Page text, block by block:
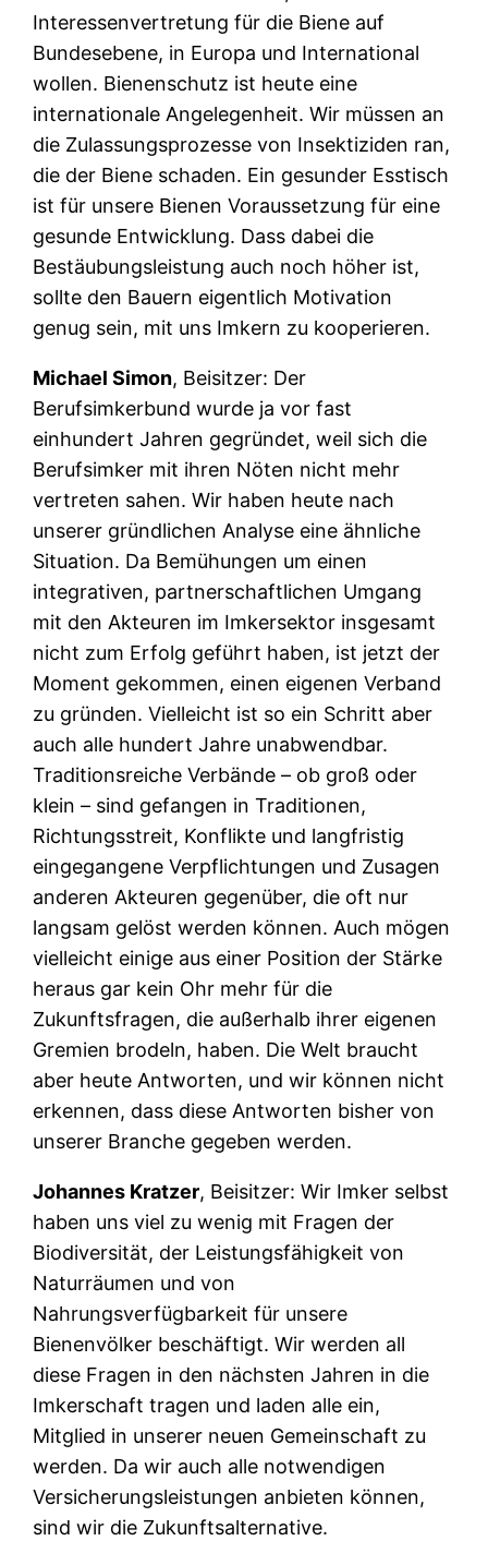
Interessenvertretung für die Biene auf
Bundesebene, in Europa und International
wollen. Bienenschutz ist heute eine
internationale Angelegenheit. Wir müssen an
die Zulassungsprozesse von Insektiziden ran,
die der Biene schaden. Ein gesunder Esstisch
ist für unsere Bienen Voraussetzung für eine
gesunde Entwicklung. Dass dabei die
Bestäubungsleistung auch noch höher ist,
sollte den Bauern eigentlich Motivation
genug sein, mit uns Imkern zu kooperieren.
Michael Simon, Beisitzer: Der
Berufsimkerbund wurde ja vor fast
einhundert Jahren gegründet, weil sich die
Berufsimker mit ihren Nöten nicht mehr
vertreten sahen. Wir haben heute nach
unserer gründlichen Analyse eine ähnliche
Situation. Da Bemühungen um einen
integrativen, partnerschaftlichen Umgang
mit den Akteuren im Imkersektor insgesamt
nicht zum Erfolg geführt haben, ist jetzt der
Moment gekommen, einen eigenen Verband
zu gründen. Vielleicht ist so ein Schritt aber
auch alle hundert Jahre unabwendbar.
Traditionsreiche Verbände – ob groß oder
klein – sind gefangen in Traditionen,
Richtungsstreit, Konflikte und langfristig
eingegangene Verpflichtungen und Zusagen
anderen Akteuren gegenüber, die oft nur
langsam gelöst werden können. Auch mögen
vielleicht einige aus einer Position der Stärke
heraus gar kein Ohr mehr für die
Zukunftsfragen, die außerhalb ihrer eigenen
Gremien brodeln, haben. Die Welt braucht
aber heute Antworten, und wir können nicht
erkennen, dass diese Antworten bisher von
unserer Branche gegeben werden.
Johannes Kratzer, Beisitzer: Wir Imker selbst
haben uns viel zu wenig mit Fragen der
Biodiversität, der Leistungsfähigkeit von
Naturräumen und von
Nahrungsverfügbarkeit für unsere
Bienenvölker beschäftigt. Wir werden all
diese Fragen in den nächsten Jahren in die
Imkerschaft tragen und laden alle ein,
Mitglied in unserer neuen Gemeinschaft zu
werden. Da wir auch alle notwendigen
Versicherungsleistungen anbieten können,
sind wir die Zukunftsalternative.